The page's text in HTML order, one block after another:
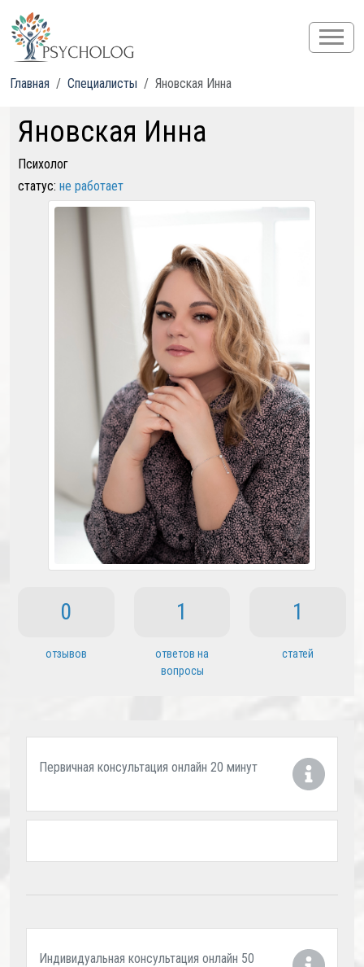
Главная Специалисты Яновская Инна
Яновская Инна
Психолог
статус: не работает
0
отзывов
1
ответов на
вопросы
1
статей
Первичная консультация онлайн 20 минут
Индивидуальная консультация онлайн 50